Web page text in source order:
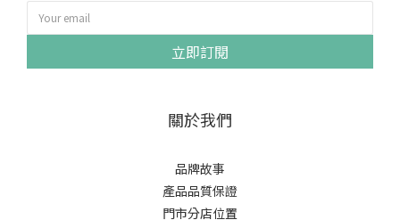
立即訂閱
關於我們
品牌故事
產品品質保證
門市分店位置